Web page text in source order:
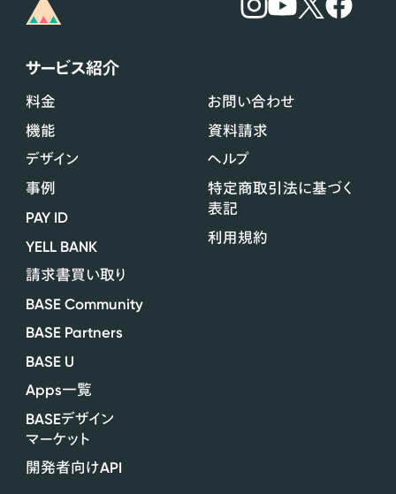
サービス紹介
料金
機能
デザイン
事例
PAY ID
YELL BANK
請求書買い取り
BASE Community
BASE Partners
BASE U
Apps一覧
BASEデザイン
マーケット
開発者向けAPI
お問い合わせ
資料請求
ヘルプ
特定商取引法に基づく
表記
利用規約